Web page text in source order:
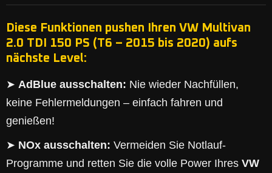
Diese Funktionen pushen Ihren VW Multivan
2.0 TDI 150 PS (T6 – 2015 bis 2020) aufs
nächste Level:
➤ AdBlue ausschalten: Nie wieder Nachfüllen,
keine Fehlermeldungen – einfach fahren und
genießen!
➤ NOx ausschalten: Vermeiden Sie Notlauf-
Programme und retten Sie die volle Power Ihres VW